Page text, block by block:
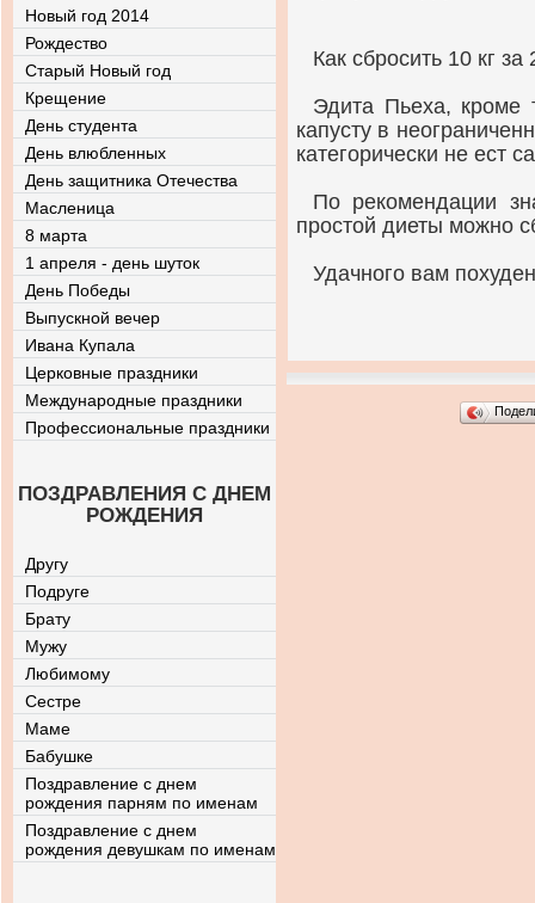
Как сбросить 10 кг
Эдита Пьеха, кроме
капусту в
категорически не ест
По рекомендации
простой диеты можно
Удачного вам
Новый год 2014
Рождество
Старый Новый год
Крещение
День студента
День влюбленных
День защитника Отечества
Масленица
8 марта
1 апреля - день шуток
День Победы
Выпускной вечер
Ивана Купала
Церковные праздники
Международные праздники
Профессиональные праздники
ПОЗДРАВЛЕНИЯ С ДНЕМ
РОЖДЕНИЯ
Другу
Подруге
Брату
Мужу
Любимому
Сестре
Маме
Бабушке
Поздравление с днем
рождения парням по именам
Поздравление с днем
рождения девушкам по именам